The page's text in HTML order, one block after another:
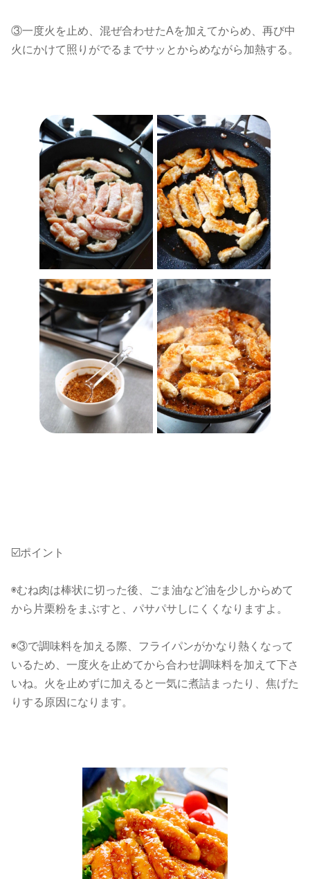
③一度火を止め、混ぜ合わせたAを加えてからめ、再び中
火にかけて照りがでるまでサッとからめながら加熱する。
☑️ポイント
◉むね肉は棒状に切った後、ごま油など油を少しからめて
から片栗粉をまぶすと、パサパサしにくくなりますよ。
◉③で調味料を加える際、フライパンがかなり熱くなって
いるため、一度火を止めてから合わせ調味料を加えて下さ
いね。火を止めずに加えると一気に煮詰まったり、焦げた
りする原因になります。